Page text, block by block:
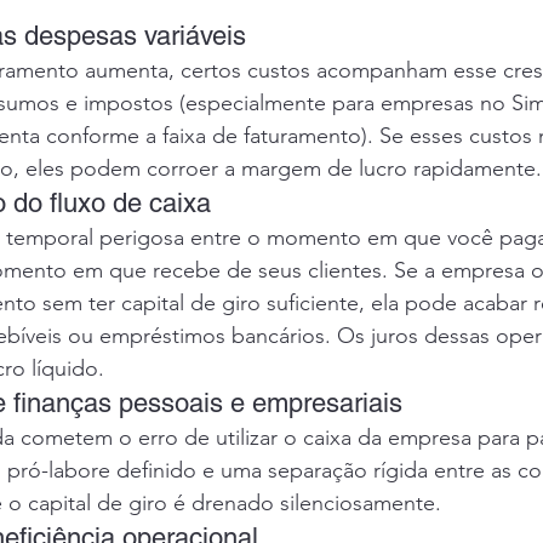
despesas variáveis
aumenta, certos custos acompanham esse
e impostos (especialmente para empresas no
conforme a faixa de faturamento). Se esses
eles podem corroer a margem de lucro rapidamente.
do fluxo de caixa
temporal perigosa entre o momento em que você
em que recebe de seus clientes. Se a empresa
sem ter capital de giro suficiente, ela pode acabar
ou empréstimos bancários. Os juros dessas
líquido.
finanças pessoais e empresariais
cometem o erro de utilizar o caixa da empresa para
pró-labore definido e uma separação rígida entre as
o capital de giro é drenado silenciosamente.